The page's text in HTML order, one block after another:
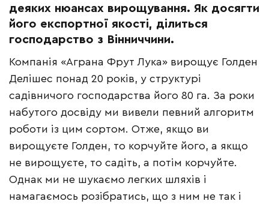
деяких нюансах вирощування. Як досягти
його експортної якості, ділиться
господарство з Вінниччини.
Компанія «Аграна Фрут Лука» вирощує Голден
Делішес понад 20 років, у структурі
садівничого господарства його 80 га. За роки
набутого досвіду ми вивели певний алгоритм
роботи із цим сортом. Отже, якщо ви
вирощуєте Голден, то корчуйте його, а якщо
не вирощуєте, то садіть, а потім корчуйте.
Однак ми не шукаємо легких шляхів і
намагаємось розібратись, що з ним не так і